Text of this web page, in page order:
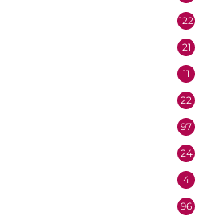
122
21
11
22
97
24
4
96